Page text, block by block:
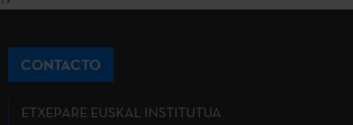
CONTACTO
ETXEPARE EUSKAL INSTITUTUA